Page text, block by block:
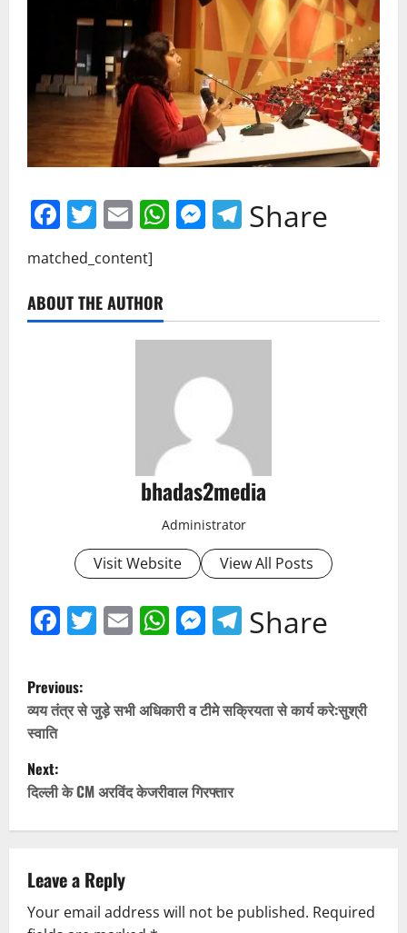
Facebook
Twitter
EmailWhatsApp
Messenger
Telegram
Share
matched_content]
ABOUT THE AUTHOR
bhadas2media
Administrator
Visit Website View All Posts
Facebook
Twitter
EmailWhatsApp
Messenger
Telegram
Share
P
o
s
t
n
a
v
Previous:
व्यय तंत्र से जुड़े सभी अधिकारी व टीमे सक्रियता से कार्य करे:सुश्री
स्वाति
Next:
दिल्ली के CM अरविंद केजरीवाल गिरफ्तार
Leave a Reply
Your email address will not be published. Required